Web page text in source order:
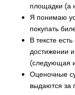
площадки (а
Я понимаю
покупать
В тексте
достижении
(следующая
Оценочные
выдаются за